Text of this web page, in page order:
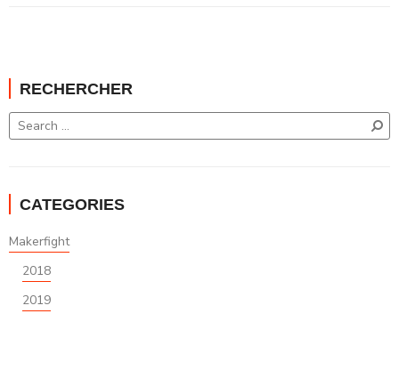
RECHERCHER
CATEGORIES
Makerfight
2018
2019